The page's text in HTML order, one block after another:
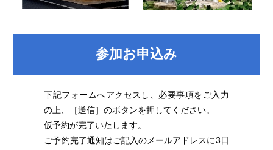
参加お申込み
下記フォームへアクセスし、必要事項をご入力
の上、［送信］のボタンを押してください。
仮予約が完了いたします。
ご予約完了通知はご記入のメールアドレスに3日